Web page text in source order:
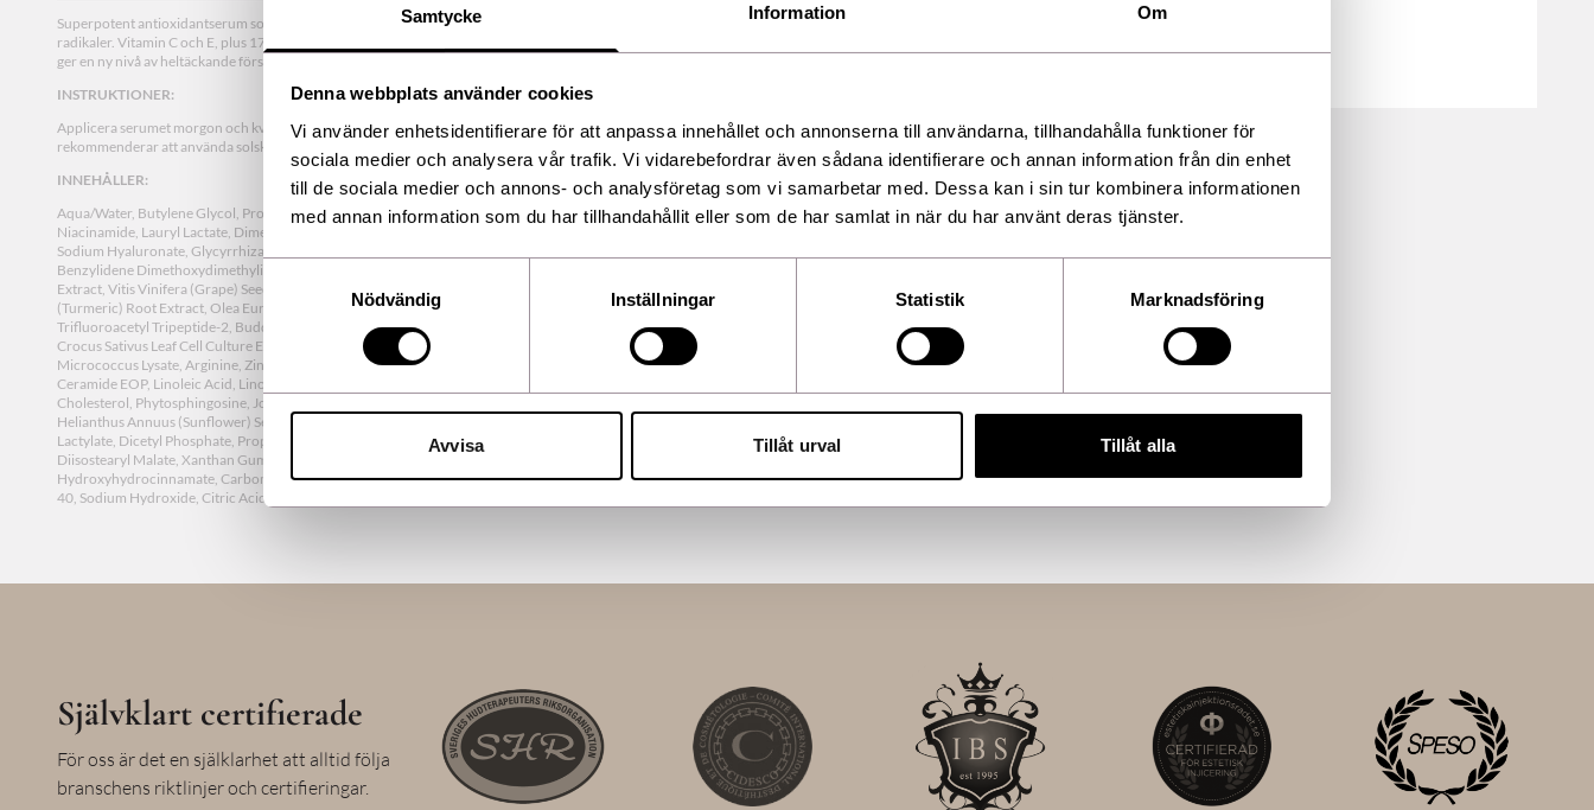
Samtycke Information Om
Denna webbplats använder cookies
Vi använder enhetsidentifierare för att anpassa innehållet och annonserna till användarna, tillhandahålla funktioner för
sociala medier och analysera vår trafik. Vi vidarebefordrar även sådana identifierare och annan information från din enhet
till de sociala medier och annons- och analysföretag som vi samarbetar med. Dessa kan i sin tur kombinera informationen
med annan information som du har tillhandahållit eller som de har samlat in när du har använt deras tjänster.
Nödvändig
Inställningar Statistik Marknadsföring
Avvisa Tillåt urval Tillåt alla
Superpotent antioxidantserum som hjälper till att skydda huden mot effekterna av inre och yttre fria
radikaler. Vitamin C och E, plus 17 ytterligare antioxidanter i kombination med en ny, patenterad antioxidant
ger en ny nivå av heltäckande försvar.
INSTRUKTIONER:
Applicera serumet morgon och kväll på ansikte, hals och dekolletage, under dag och nattcreme. Vi
rekommenderar att använda solskydd på dagtid.
INNEHÅLLER:
Aqua/Water, Butylene Glycol, Propanediol, Ethylhexyl Olivate, Cetearyl Alcohol, Chlorogenic Acids,
Niacinamide, Lauryl Lactate, Dimethyl Isosorbide, Pyrroloquinoline Quinone Allyl Ester, Hydrolyzed
Sodium Hyaluronate, Glycyrrhiza Glabra (Licorice) Root Extract, Tetrahexyldecyl Ascorbate, Ergothioneine,
Benzylidene Dimethoxydimethylindanone, Arabidopsis Thaliana Extract, Carnosine, Camellia Sinensis Leaf
Extract, Vitis Vinifera (Grape) Seed Extract, Theobroma Cacao (Cocoa) Seed Extract, Curcuma Longa
(Turmeric) Root Extract, Olea Europaea (Olive) Fruit Extract, Euterpe Oleracea Fruit Extract,
Trifluoroacetyl Tripeptide-2, Buddleja Officinalis Flower Extract, Coffea Arabica (Coffee) Leaf Cell Extract,
Crocus Sativus Leaf Cell Culture Extract, Superoxide Dismutase, Ubiquinone, Plankton Extract,
Micrococcus Lysate, Arginine, Zingiber Officinale (Ginger) Root Extract, Ceramide NP, Ceramide AP,
Ceramide EOP, Linoleic Acid, Linolenic Acid, Sea Whip Extract, Bisabolol, Tocopherol, Tocopheryl Acetate,
Cholesterol, Phytosphingosine, Jojoba Esters, Sodium PCA, Pentylene Glycol, Methyl Gluceth-20, Glycerin,
Helianthus Annuus (Sunflower) Seed Wax, Acacia Decurrens Flower Wax, Lecithin, Sodium Lauroyl
Lactylate, Dicetyl Phosphate, Propanediol Dicaprylate/Caprate, Polyglycerin-3, Ceteth-20 Phosphate,
Diisostearyl Malate, Xanthan Gum, Steareth-2, Acacia Senegal Gum, Pentaerythrityl Tetra-di-t-butyl
Hydroxyhydrocinnamate, Carbomer, Acrylates/C10-30 Alkyl Acrylate Crosspolymer, Dextran, Ricinoleth-
40, Sodium Hydroxide, Citric Acid, Sodium Phytate, Ethylhexylglycerin, Phenoxyethanol.
Självklart certifierade
För oss är det en själklarhet att alltid följa
branschens riktlinjer och certifieringar.